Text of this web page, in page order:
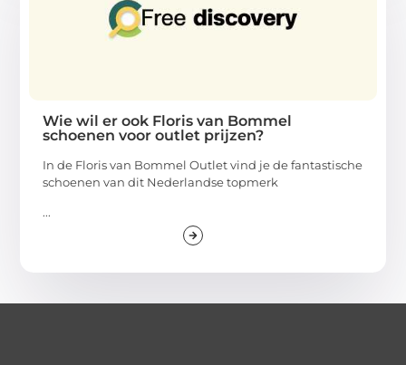
Wie wil er ook Floris van Bommel
schoenen voor outlet prijzen?
In de Floris van Bommel Outlet vind je de fantastische
schoenen van dit Nederlandse topmerk
...